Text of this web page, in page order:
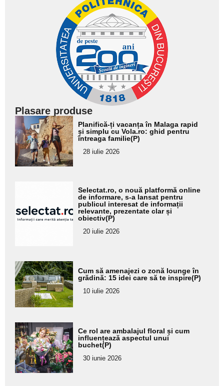
Plasare produse
Adaugă
aici textul
pentru
subtitlu
Planifică-ți vacanța în Malaga rapid
și simplu cu Vola.ro: ghid pentru
întreaga familie(P)
28 iulie 2026
pentru
subtitlu
Selectat.ro, o nouă platformă online
de informare, s-a lansat pentru
publicul interesat de informații
relevante, prezentate clar și
obiectiv(P)
20 iulie 2026
Adaugă
aici textul
pentru
subtitlu
Cum să amenajezi o zonă lounge în
grădină: 15 idei care să te inspire(P)
10 iulie 2026
Adaugă
aici textul
pentru
subtitlu
Ce rol are ambalajul floral și cum
influențează aspectul unui
buchet(P)
30 iunie 2026